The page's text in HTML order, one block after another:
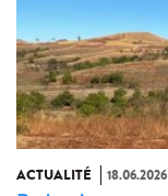
ACTUALITÉ 18.06.2026